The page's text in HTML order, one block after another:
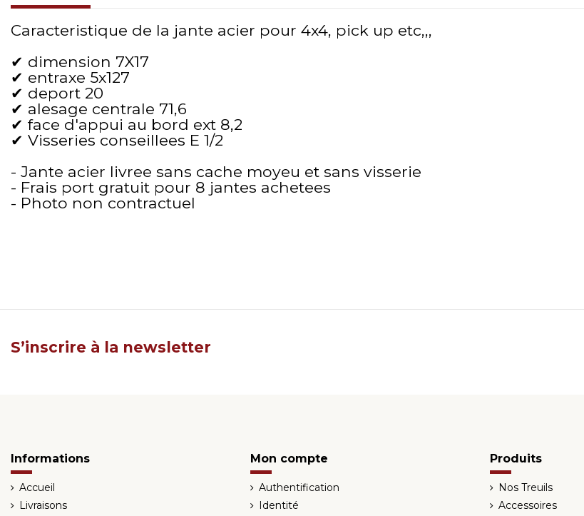
Caracteristique de la jante acier pour 4x4, pick up etc,,,
✔ dimension 7X17
✔ entraxe 5x127
✔ deport 20
✔ alesage centrale 71,6
✔ face d'appui au bord ext 8,2
✔ Visseries conseillees E 1/2
- Jante acier livree sans cache moyeu et sans visserie
- Frais port gratuit pour 8 jantes achetees
- Photo non contractuel
S’inscrire à la newsletter
Informations
Accueil
Livraisons
Mon compte
Authentification
Identité
Produits
Nos Treuils
Accessoires